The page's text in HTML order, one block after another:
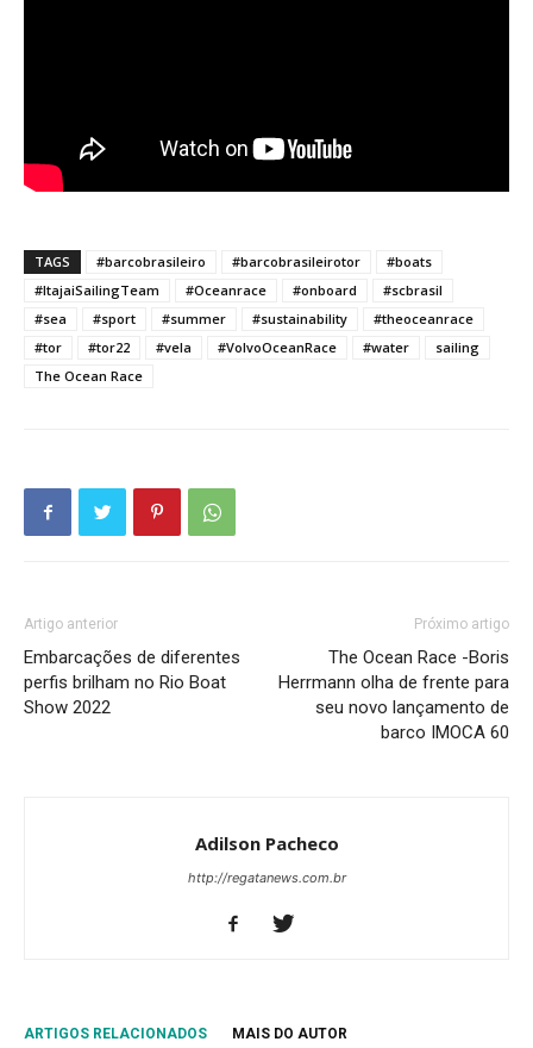
TAGS #barcobrasileiro #barcobrasileirotor
#boats
#ItajaiSailingTeam
#Oceanrace #onboard
#scbrasil
#sea
#sport #summer #sustainability
#theoceanrace
#tor
#tor22 #vela #VolvoOceanRace #water
sailing
The Ocean Race
Artigo anterior
Embarcações de diferentes
perfis brilham no Rio Boat
Show 2022
Próximo artigo
The Ocean Race -Boris
Herrmann olha de frente para
seu novo lançamento de
barco IMOCA 60
Adilson Pacheco
http://regatanews.com.br
ARTIGOS RELACIONADOS MAIS DO AUTOR